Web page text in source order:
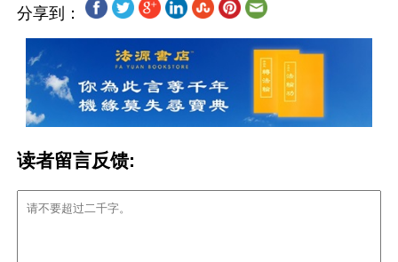
分享到：
读者留言反馈: